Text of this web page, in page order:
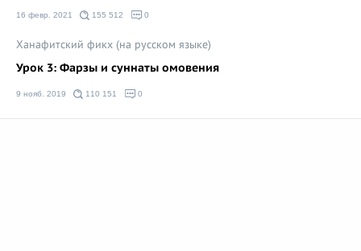
16 февр. 2021 155 512 0
Ханафитский фикх (на русском языке)
Урок 3: Фарзы и суннаты омовения
9 нояб. 2019 110 151 0